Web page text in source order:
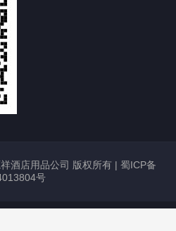
酒店用品公司 版权所有 | 蜀ICP备
号